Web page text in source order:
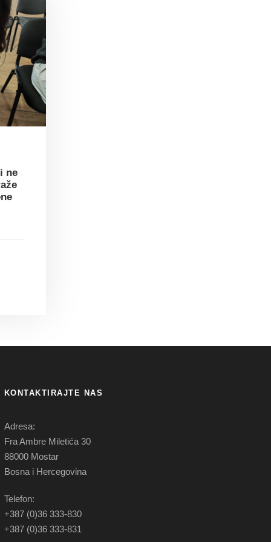
ne
KONTAKTIRAJTE NAS
Adresa:
Fra Ambre Miletića 30
88000 Mostar
Bosna i Hercegovina
Telefon:
+387 (0)36 333-830
+387 (0)36 333-831